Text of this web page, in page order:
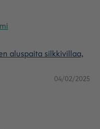
aluspaita silkkivillaa,
04/02/2025